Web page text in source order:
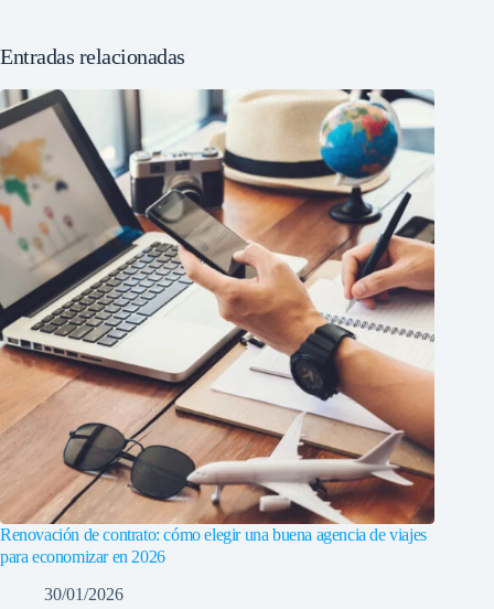
Entradas relacionadas
Renovación de contrato: cómo elegir una buena agencia de viajes
para economizar en 2026
30/01/2026